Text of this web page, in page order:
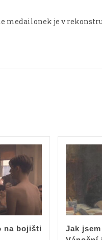
medailonek je v
na bojišti
Jak